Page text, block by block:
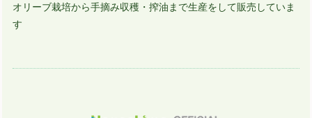
オリーブ栽培から手摘み収穫・搾油まで生産をして販売していま
す